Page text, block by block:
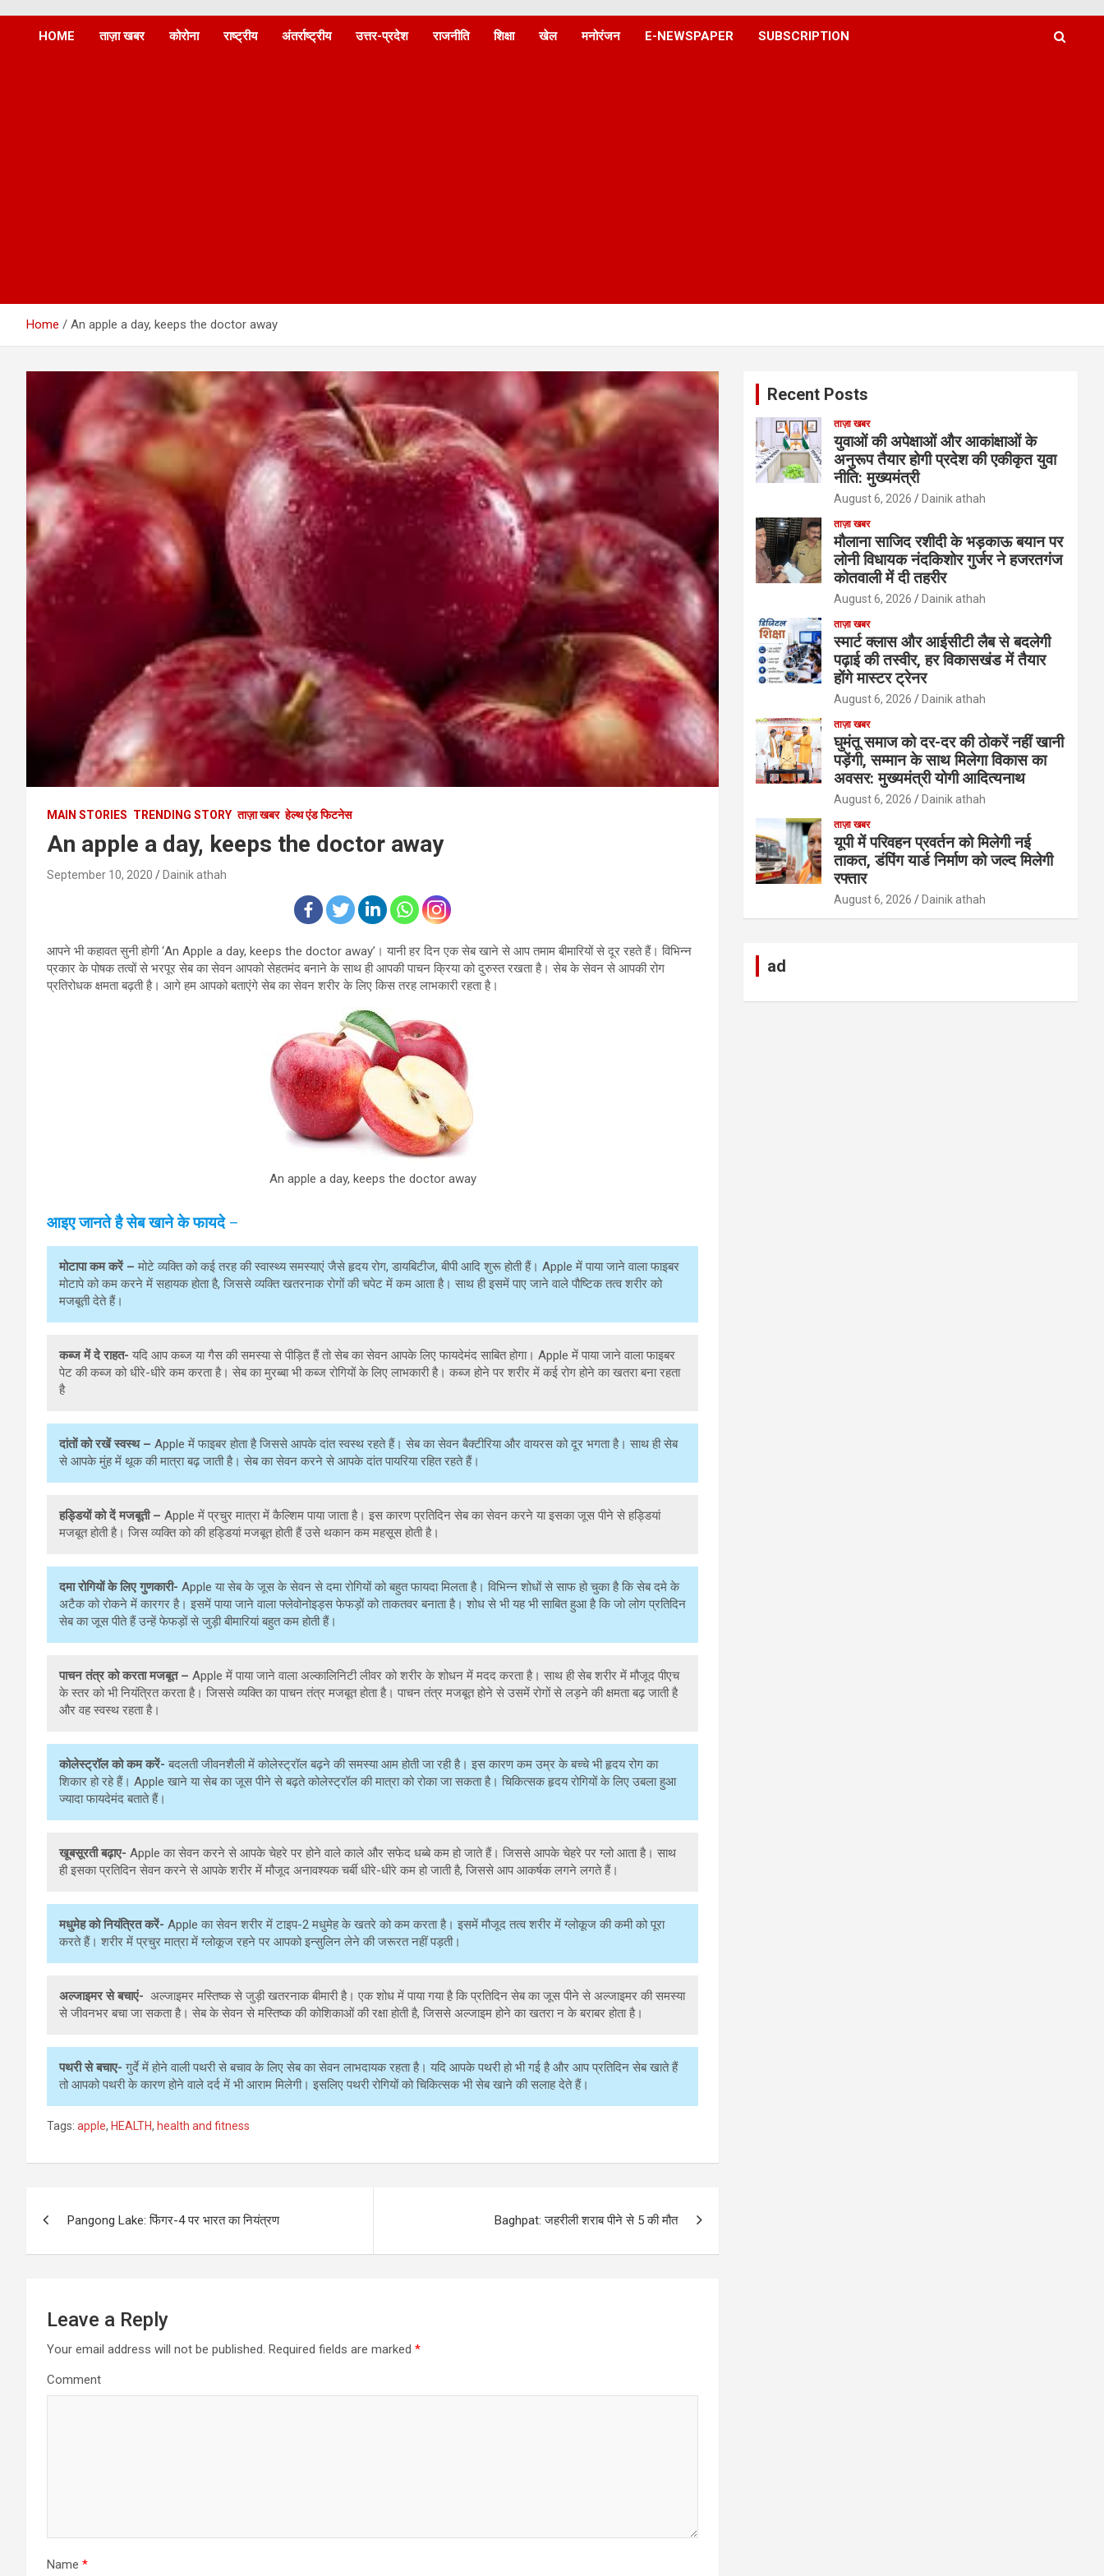
HOME ताज़ा खबर कोरोना राष्ट्रीय अंतर्राष्ट्रीय उत्तर-प्रदेश राजनीति शिक्षा खेल मनोरंजन E-NEWSPAPER SUBSCRIPTION
Home An apple a day, keeps the doctor away
MAIN STORIES TRENDING STORY ताज़ा खबर हेल्थ एंड फिटनेस
An apple a day, keeps the doctor away
September 10, 2020 Dainik athah
आपने भी कहावत सुनी होगी ‘An Apple a day, keeps the doctor away’। यानी हर दिन एक सेब खाने से आप तमाम बीमारियों से दूर रहते हैं। विभिन्न
प्रकार के पोषक तत्वों से भरपूर सेब का सेवन आपको सेहतमंद बनाने के साथ ही आपकी पाचन क्रिया को दुरुस्त रखता है। सेब के सेवन से आपकी रोग
प्रतिरोधक क्षमता बढ़ती है। आगे हम आपको बताएंगे सेब का सेवन शरीर के लिए किस तरह लाभकारी रहता है।
An apple a day, keeps the doctor away
आइए जानते है सेब खाने के फायदे –
मोटापा कम करें –मोटे व्यक्ति को कई तरह की स्वास्थ्य समस्याएं जैसे हृदय रोग, डायबिटीज, बीपी आदि शुरू होती हैं। Apple में पाया जाने वाला फाइबर
मोटापे को कम करने में सहायक होता है, जिससे व्यक्ति खतरनाक रोगों की चपेट में कम आता है। साथ ही इसमें पाए जाने वाले पौष्टिक तत्व शरीर को
मजबूती देते हैं।
कब्ज में दे राहत- यदि आप कब्ज या गैस की समस्या से पीड़ित हैं तो सेब का सेवन आपके लिए फायदेमंद साबित होगा। Apple में पाया जाने वाला फाइबर
पेट की कब्ज को धीरे-धीरे कम करता है। सेब का मुरब्बा भी कब्ज रोगियों के लिए लाभकारी है। कब्ज होने पर शरीर में कई रोग होने का खतरा बना रहता
है
दांतों कोरखेंस्वस्थ – Apple में फाइबर होता है जिससे आपके दांत स्वस्थ रहते हैं। सेब का सेवन बैक्टीरिया और वायरस को दूर भगता है। साथ ही सेब
से आपके मुंह में थूक की मात्रा बढ़ जाती है। सेब का सेवन करने से आपके दांत पायरिया रहित रहते हैं।
हड्डियों कोदेंमजबूती – Apple में प्रचुर मात्रा में कैल्शिम पाया जाता है। इस कारण प्रतिदिन सेब का सेवन करने या इसका जूस पीने से हड्डियां
मजबूत होती है। जिस व्यक्ति को की हड्डियां मजबूत होती हैं उसे थकान कम महसूस होती है।
दमा रोगियों के लिए गुणकारी- Apple या सेब के जूस के सेवन से दमा रोगियों को बहुत फायदा मिलता है। विभिन्न शोधों से साफ हो चुका है कि सेब दमे के
अटैक को रोकने में कारगर है। इसमें पाया जाने वाला फ्लेवोनोइड्स फेफड़ों को ताकतवर बनाता है। शोध से भी यह भी साबित हुआ है कि जो लोग प्रतिदिन
सेब का जूस पीते हैं उन्हें फेफड़ों से जुड़ी बीमारियां बहुत कम होती हैं।
पाचन तंत्र कोकरता मजबूत – Apple में पाया जाने वाला अल्कालिनिटी लीवर को शरीर के शोधन में मदद करता है। साथ ही सेब शरीर में मौजूद पीएच
के स्तर को भी नियंत्रित करता है। जिससे व्यक्ति का पाचन तंत्र मजबूत होता है। पाचन तंत्र मजबूत होने से उसमें रोगों से लड़ने की क्षमता बढ़ जाती है
और वह स्वस्थ रहता है।
कोलेस्ट्रॉल को कम करें-बदलती जीवनशैली में कोलेस्ट्रॉल बढ़ने की समस्या आम होती जा रही है। इस कारण कम उम्र के बच्चे भी हृदय रोग का
शिकार हो रहे हैं। Apple खाने या सेब का जूस पीने से बढ़ते कोलेस्ट्रॉल की मात्रा को रोका जा सकता है। चिकित्सक हृदय रोगियों के लिए उबला हुआ
ज्यादा फायदेमंद बताते हैं।
खूबसूरती बढ़ाए- Apple का सेवन करने से आपके चेहरे पर होने वाले काले और सफेद धब्बे कम हो जाते हैं। जिससे आपके चेहरे पर ग्लो आता है। साथ
ही इसका प्रतिदिन सेवन करने से आपके शरीर में मौजूद अनावश्यक चर्बी धीरे-धीरे कम हो जाती है, जिससे आप आकर्षक लगने लगते हैं।
मधुमेह को नियंत्रित करें- Apple का सेवन शरीर में टाइप-2 मधुमेह के खतरे को कम करता है। इसमें मौजूद तत्व शरीर में ग्लोकूज की कमी को पूरा
करते हैं। शरीर में प्रचुर मात्रा में ग्लोकूज रहने पर आपको इन्सुलिन लेने की जरूरत नहीं पड़ती।
अल्जाइमर से बचाएं- अल्जाइमर मस्तिष्क से जुड़ी खतरनाक बीमारी है। एक शोध में पाया गया है कि प्रतिदिन सेब का जूस पीने से अल्जाइमर की समस्या
से जीवनभर बचा जा सकता है। सेब के सेवन से मस्तिष्क की कोशिकाओं की रक्षा होती है, जिससे अल्जाइम होने का खतरा न के बराबर होता है।
पथरी से बचाए-गुर्दे में होने वाली पथरी से बचाव के लिए सेब का सेवन लाभदायक रहता है। यदि आपके पथरी हो भी गई है और आप प्रतिदिन सेब खाते हैं
तो आपको पथरी के कारण होने वाले दर्द में भी आराम मिलेगी। इसलिए पथरी रोगियों को चिकित्सक भी सेब खाने की सलाह देते हैं।
Tags: apple, HEALTH, health and fitness
Pangong Lake: फिंगर-4 पर भारत का नियंत्रण Baghpat: जहरीली शराब पीने से 5 की मौत
Leave a Reply
Your email address will not be published. Required fields are marked *
Comment
Name *
Recent Posts
ताज़ा खबर
युवाओं की अपेक्षाओं और आकांक्षाओं के
अनुरूप तैयार होगी प्रदेश की एकीकृत युवा
नीति: मुख्यमंत्री
August 6, 2026 Dainik athah
ताज़ा खबर
मौलाना साजिद रशीदी के भड़काऊ बयान पर
लोनी विधायक नंदकिशोर गुर्जर ने हजरतगंज
कोतवाली में दी तहरीर
August 6, 2026 Dainik athah
ताज़ा खबर
स्मार्ट क्लास और आईसीटी लैब से बदलेगी
पढ़ाई की तस्वीर, हर विकासखंड में तैयार
होंगे मास्टर ट्रेनर
August 6, 2026 Dainik athah
ताज़ा खबर
घुमंतू समाज को दर-दर की ठोकरें नहीं खानी
पड़ेंगी, सम्मान के साथ मिलेगा विकास का
अवसर: मुख्यमंत्री योगी आदित्यनाथ
August 6, 2026 Dainik athah
ताज़ा खबर
यूपी में परिवहन प्रवर्तन को मिलेगी नई
ताकत, डंपिंग यार्ड निर्माण को जल्द मिलेगी
रफ्तार
August 6, 2026 Dainik athah
ad